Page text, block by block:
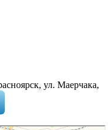
ул. Маерчака,